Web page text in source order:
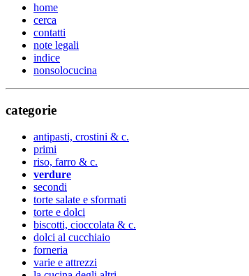
home
cerca
contatti
note legali
indice
nonsolocucina
categorie
antipasti, crostini & c.
primi
riso, farro & c.
verdure
secondi
torte salate e sformati
torte e dolci
biscotti, cioccolata & c.
dolci al cucchiaio
forneria
varie e attrezzi